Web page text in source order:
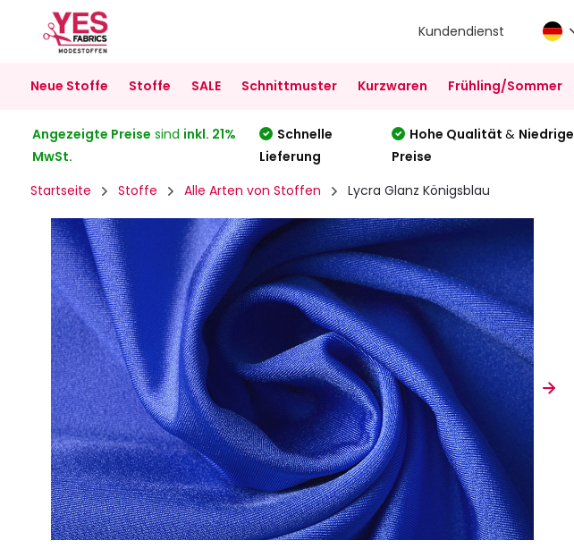
Kundendienst
Neue Stoffe Stoffe SALE Schnittmuster Kurzwaren Frühling/Sommer
Angezeigte Preise sind inkl. 21%
MwSt.
Schnelle
Lieferung
Hohe Qualität& Niedrige
Preise
Startseite Stoffe Alle Arten von Stoffen Lycra Glanz Königsblau